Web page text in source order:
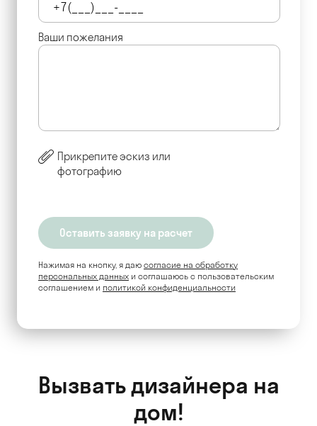
Ваши пожелания
Прикрепите эскиз или
фотографию
Нажимая на кнопку, я даю согласие на обработку
персональных данных и соглашаюсь c пользовательским
соглашением и политикой конфиденциальности
Вызвать дизайнера на
дом!